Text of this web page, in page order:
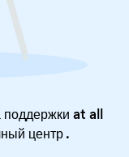
at all
центр.